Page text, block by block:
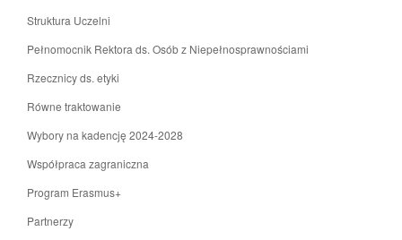
Struktura Uczelni
Pełnomocnik Rektora ds. Osób z Niepełnosprawnościami
Rzecznicy ds. etyki
Równe traktowanie
Wybory na kadencję 2024-2028
Współpraca zagraniczna
Program Erasmus+
Partnerzy